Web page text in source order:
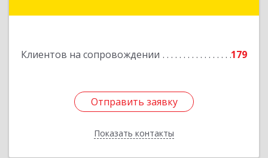
Клиентов на сопровождении 179
Отправить заявку
Показать контакты
Отправить заявку
Назад